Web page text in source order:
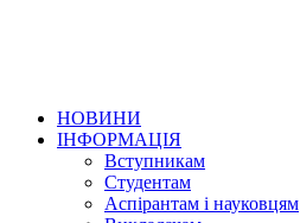
НОВИНИ
ІНФОРМАЦІЯ
Вступникам
Студентам
Аспірантам і науковцям